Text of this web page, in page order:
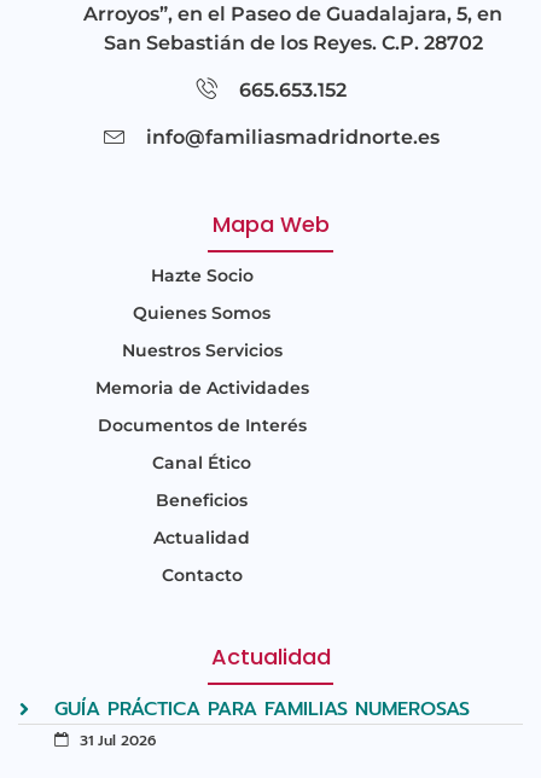
Arroyos”, en el Paseo de Guadalajara, 5, en
San Sebastián de los Reyes. C.P. 28702
665.653.152
info@familiasmadridnorte.es
Mapa Web
Hazte Socio
Quienes Somos
Nuestros Servicios
Memoria de Actividades
Documentos de Interés
Canal Ético
Beneficios
Actualidad
Contacto
Actualidad
GUÍA PRÁCTICA PARA FAMILIAS NUMEROSAS
31 Jul 2026